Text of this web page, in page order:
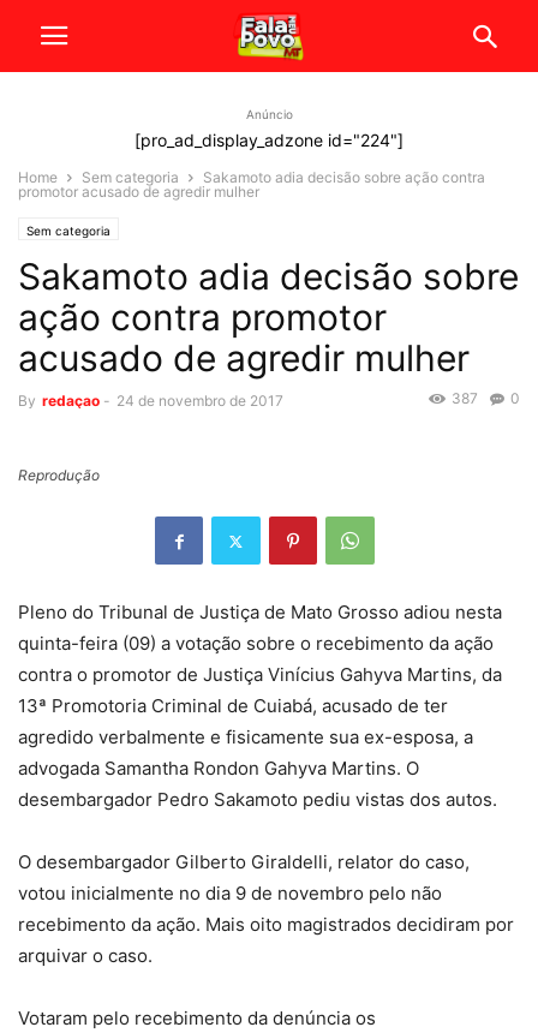
Anúncio
[pro_ad_display_adzone id="224"]
Home Sem categoria
Sakamoto adia decisão sobre ação contra
promotor acusado de agredir mulher
Sem categoria
Sakamoto adia decisão sobre
ação contra promotor
acusado de agredir mulher
By redaçao - 24 de novembro de 2017 0
387
Reprodução
Pleno do Tribunal de Justiça de Mato Grosso adiou nesta
quinta-feira (09) a votação sobre o recebimento da ação
contra o promotor de Justiça Vinícius Gahyva Martins, da
13ª Promotoria Criminal de Cuiabá, acusado de ter
agredido verbalmente e fisicamente sua ex-esposa, a
advogada Samantha Rondon Gahyva Martins. O
desembargador Pedro Sakamoto pediu vistas dos autos.
O desembargador Gilberto Giraldelli, relator do caso,
votou inicialmente no dia 9 de novembro pelo não
recebimento da ação. Mais oito magistrados decidiram por
arquivar o caso.
Votaram pelo recebimento da denúncia os